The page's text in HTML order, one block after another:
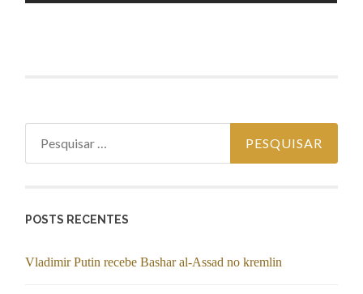
POSTS RECENTES
Vladimir Putin recebe Bashar al-Assad no kremlin